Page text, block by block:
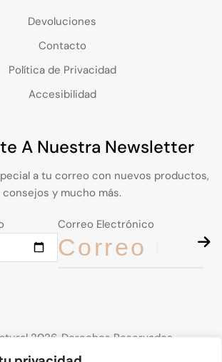
Devoluciones
Contacto
Política de Privacidad
Accesibilidad
A Nuestra Newsletter
a tu correo con nuevos productos,
consejos y mucho más.
Correo Electrónico
2026. Derechos Reservados